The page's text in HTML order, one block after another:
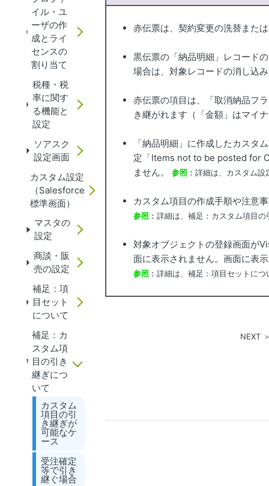
イル・ユ
ーザの作
成とライ
センスの
割り当て
税種・税
率に関す
る機能と
設定
ソアスク
設定画面
カスタム設定
（Salesforce
標準画面）
マスタの
設定
商談・販
売の設定
補足：項
目セット
について
補足：カ
スタム項
目の引き
継ぎにつ
いて
カスタム
項目の引
き継ぎが
可能なケ
ース
受注確定
等で引き
継ぐ場合
赤伝票は、契約変更の洗替また
黒伝票の「納品明細」レコード
場合は、対象レコードの消し込
赤伝票の項目は、「取消納品フ
き継がれます（「金額」はマイ
「納品明細」に作成したカスタ
定「Items not to be posted for
ません。参照 ：詳細は、カスタム設
カスタム項目の作成手順や注意
参照 ：詳細は、補足：カスタム項目
対象オブジェクトの登録画面が
面に表示されません。画面に表
参照 ：詳細は、補足：項目セットにつ
NEXT